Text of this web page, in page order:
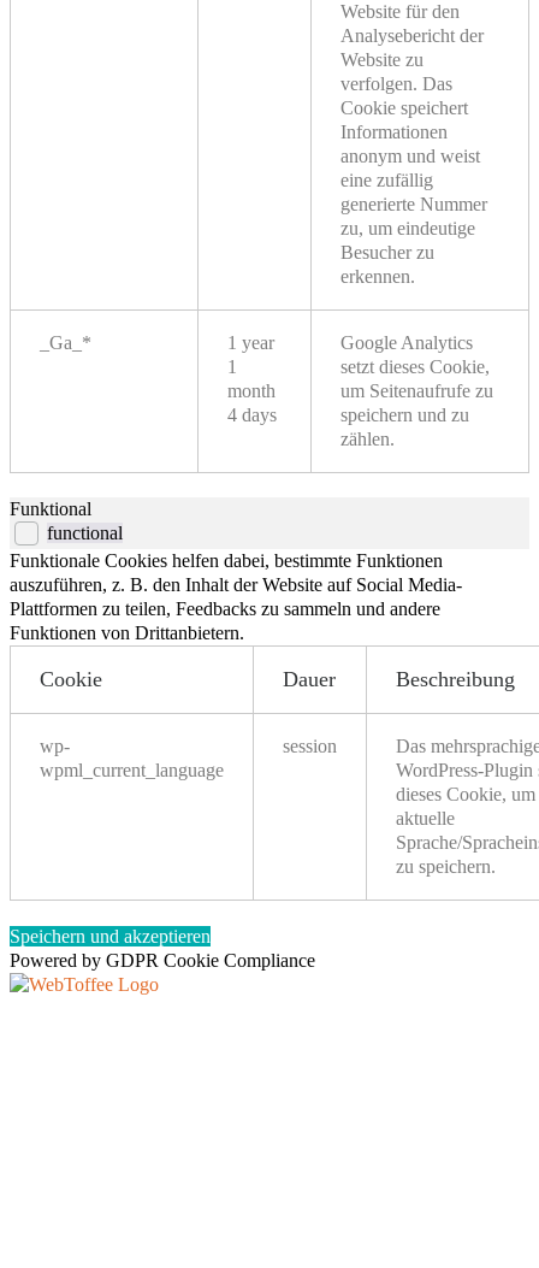
Website für den
Analysebericht der
Website zu
verfolgen. Das
Cookie speichert
Informationen
anonym und weist
eine zufällig
generierte Nummer
zu, um eindeutige
Besucher zu
erkennen.
_Ga_*
1 year
1
month
4 days
Google Analytics
setzt dieses Cookie,
um Seitenaufrufe zu
speichern und zu
zählen.
Funktional
functional
Funktionale Cookies helfen dabei, bestimmte Funktionen
auszuführen, z. B. den Inhalt der Website auf Social Media-
Plattformen zu teilen, Feedbacks zu sammeln und andere
Funktionen von Drittanbietern.
Cookie Dauer Beschreibung
wp-
wpml_current_language
session
Das
WordPress-Plugin
dieses Cookie,
aktuelle
Sprache/
zu speichern.
Speichern und akzeptieren
Powered by GDPR Cookie Compliance